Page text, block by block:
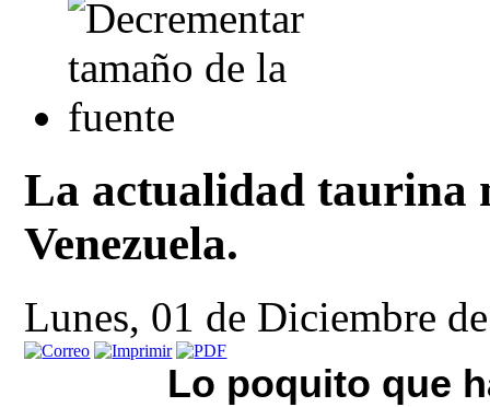
La actualidad taurina
Venezuela.
Lunes, 01 de Diciembre
Lo poquito que